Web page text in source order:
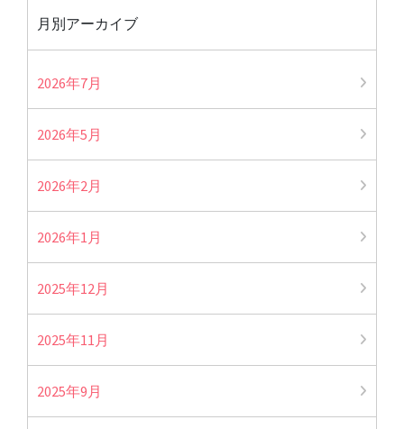
月別アーカイブ
2026年7月
2026年5月
2026年2月
2026年1月
2025年12月
2025年11月
2025年9月